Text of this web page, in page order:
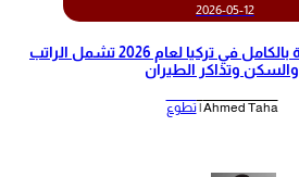
2026-05-12
‫فرصة تطوع ممولة بالكامل في تركيا لعام 2026 تشمل الراتب
والسكن وتذاكر الطيران‬
Ahmed Taha | تطوع